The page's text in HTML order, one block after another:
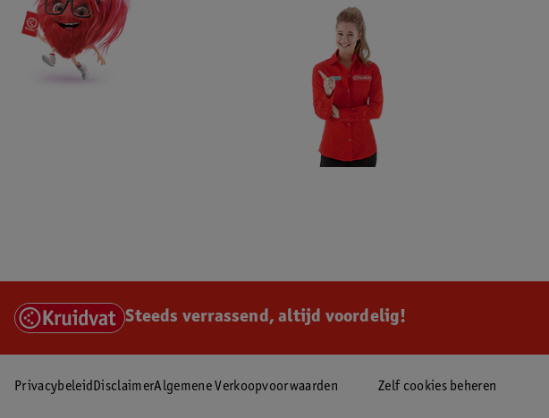
Steeds verrassend, altijd voordelig!
Privacybeleid DisclaimerAlgemene Verkoopvoorwaarden Zelf cookies beheren